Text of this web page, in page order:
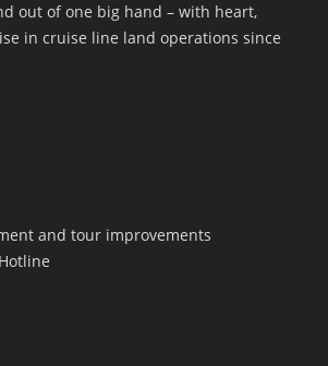
out of one big hand – with heart,
in cruise line land operations since
and tour improvements